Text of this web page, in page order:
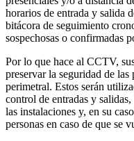
horarios de entrada y salida
bitácora de seguimiento
sospechosas o confirmadas
Por lo que hace al CCTV,
preservar la seguridad de las
perimetral. Estos serán
control de entradas y
las instalaciones y, en su
personas en caso de que se